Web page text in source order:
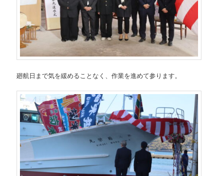
廻航日まで気を緩めることなく、作業を進めて参ります。